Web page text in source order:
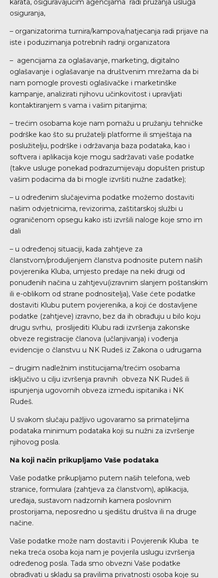
karata, osiguravajućim agencijama radi pružanja usluga
osiguranja,
– organizatorima turnira/kampova/natjecanja radi prijave na
iste i poduzimanja potrebnih radnji organizatora
– agencijama za oglašavanje, marketing, digitalno
oglašavanje i oglašavanje na društvenim mrežama da bi
nam pomogle provesti oglašivačke i marketinške
kampanje, analizirati njihovu učinkovitost i upravljati
kontaktiranjem s vama i vašim pitanjima;
– trećim osobama koje nam pomažu u pružanju tehničke
podrške kao što su pružatelji platforme ili smještaja na
poslužitelju, podrške i održavanja baza podataka, kao i
softvera i aplikacija koje mogu sadržavati vaše podatke
(takve usluge ponekad podrazumijevaju dopušten pristup
vašim podacima da bi mogle izvršiti nužne zadatke);
– u određenim slučajevima podatke možemo dostaviti
našim odvjetnicima, revizorima, zaštitarskoj službi u
ograničenom opsegu kako isti izvršili naloge koje smo im
dali
– u određenoj situaciji, kada zahtjeve za
članstvom/produljenjem članstva podnosite putem naših
povjerenika Kluba, umjesto predaje na neki drugi od
ponuđenih načina u zahtjevu(izravnim slanjem poštanskim
ili e-oblikom od strane podnositelja), Vaše ćete podatke
dostaviti Klubu putem povjerenika, a koji će dostavljene
podatke (zahtjeve) izravno, bez da ih obrađuju u bilo koju
drugu svrhu, proslijediti Klubu radi izvršenja zakonske
obveze registracije članova (učlanjivanja) i vođenja
evidencije o članstvu u NK Rudeš iz Zakona o udrugama
– drugim nadležnim institucijama/trećim osobama
isključivo u cilju izvršenja pravnih obveza NK Rudeš ili
ispunjenja ugovornih obveza između ispitanika i NK
Rudeš.
U svakom slučaju pažljivo ugovaramo sa primateljima
podataka minimum podataka koji su nužni za izvršenje
njihovog posla.
Na koji način prikupljamo Vaše podataka
Vaše podatke prikupljamo putem naših telefona, web
stranice, formulara (zahtjeva za članstvom), aplikacija,
uređaja, sustavom nadzornih kamera poslovnim
prostorijama, neposredno u sjedištu društva ili na druge
načine.
Vaše podatke može nam dostaviti i Povjerenik Kluba te
neka treća osoba koja nam je povjerila uslugu izvršenja
određenog posla. Tada smo obvezni Vaše podatke
obrađivati u skladu sa pravilima privatnosti osoba koje su